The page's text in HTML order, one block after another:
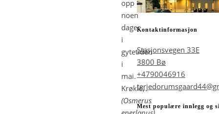
opp
noen
dager
i
gytetiden
i
mai.
Krøkle,
(Osmerus
Kontaktinformasjon
Stasjonsvegen 33E
3800 Bø
+4790046916
Mest populære innlegg og